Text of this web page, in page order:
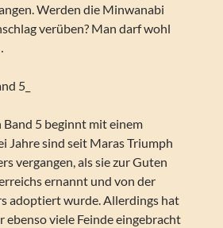
Werden die Minwanabi
verüben? Man darf wohl
5_
5 beginnt mit einem
Jahre sind seit Maras Triumph
vergangen, als sie zur Guten
ernannt und von der
adoptiert wurde. Allerdings hat
ebenso viele Feinde eingebracht